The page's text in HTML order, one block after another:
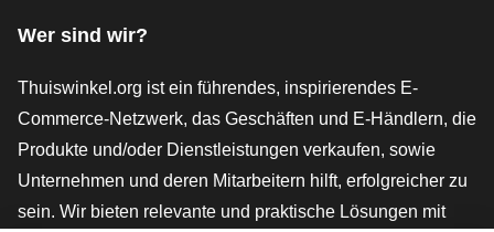
Wer sind wir?
Thuiswinkel.org ist ein führendes, inspirierendes E-
Commerce-Netzwerk, das Geschäften und E-Händlern, die
Produkte und/oder Dienstleistungen verkaufen, sowie
Unternehmen und deren Mitarbeitern hilft, erfolgreicher zu
sein. Wir bieten relevante und praktische Lösungen mit